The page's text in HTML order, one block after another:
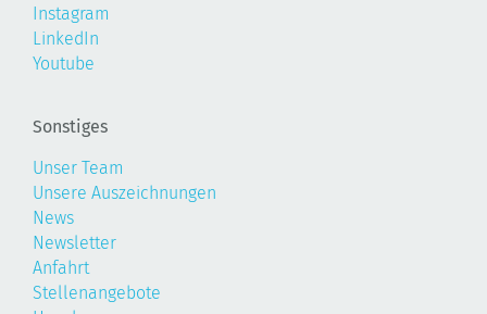
Instagram
LinkedIn
Youtube
Sonstiges
Unser Team
Unsere Auszeichnungen
News
Newsletter
Anfahrt
Stellenangebote